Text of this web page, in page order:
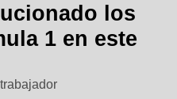
los
1 en este